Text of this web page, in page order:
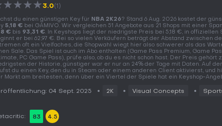
★★★★3.0(1)
du einen günstigen Key für NBA 2K26? Stand 6 Aug. 2026 kostet der
5,18 € bei GAMIVO. Wir vergleichen 51 Angebote aus 21 Shops mit einer
€ bis 93,31 €. In Keyshops liegt der niedrigste Preis bei 5,18 €, in offiziellen
er bei 62,97 €. Bei so vielen Verkäufern beträgt der Abstand zwischen
oft ein Vielfaches, die Shopwahl wiegt hier also schwerer als das
Sale. Das Spiel ist auch im Abo enthalten (Game Pass Premium, Game
PC Game Pass), prüfe also, ob du es nicht schon hast. Der Preis gehört
der Historie, günstiger war er nur an 24% der Tage mit Daten. Auf
du einen Key, den du in Steam oder einem anderen Client aktivierst, und
Markt am breitesten, denn über ein Viertel der Spiele hat ein Keyshop-
04 Sept. 2025 2K Visual Concepts
83 4.5